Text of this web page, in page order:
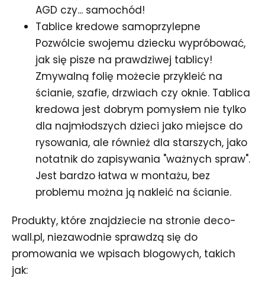
AGD czy... samochód!
Tablice kredowe samoprzylepne
Pozwólcie swojemu dziecku wypróbować,
jak się pisze na prawdziwej tablicy!
Zmywalną folię możecie przykleić na
ścianie, szafie, drzwiach czy oknie. Tablica
kredowa jest dobrym pomysłem nie tylko
dla najmłodszych dzieci jako miejsce do
rysowania, ale również dla starszych, jako
notatnik do zapisywania "ważnych spraw".
Jest bardzo łatwa w montażu, bez
problemu można ją nakleić na ścianie.
Produkty, które znajdziecie na stronie deco-
wall.pl, niezawodnie sprawdzą się do
promowania we wpisach blogowych, takich
jak: